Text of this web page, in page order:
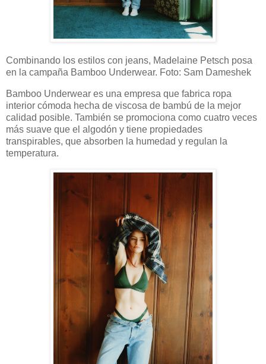
Combinando los estilos con jeans, Madelaine Petsch posa
en la campaña Bamboo Underwear. Foto: Sam Dameshek
Bamboo Underwear es una empresa que fabrica ropa
interior cómoda hecha de viscosa de bambú de la mejor
calidad posible. También se promociona como cuatro veces
más suave que el algodón y tiene propiedades
transpirables, que absorben la humedad y regulan la
temperatura.